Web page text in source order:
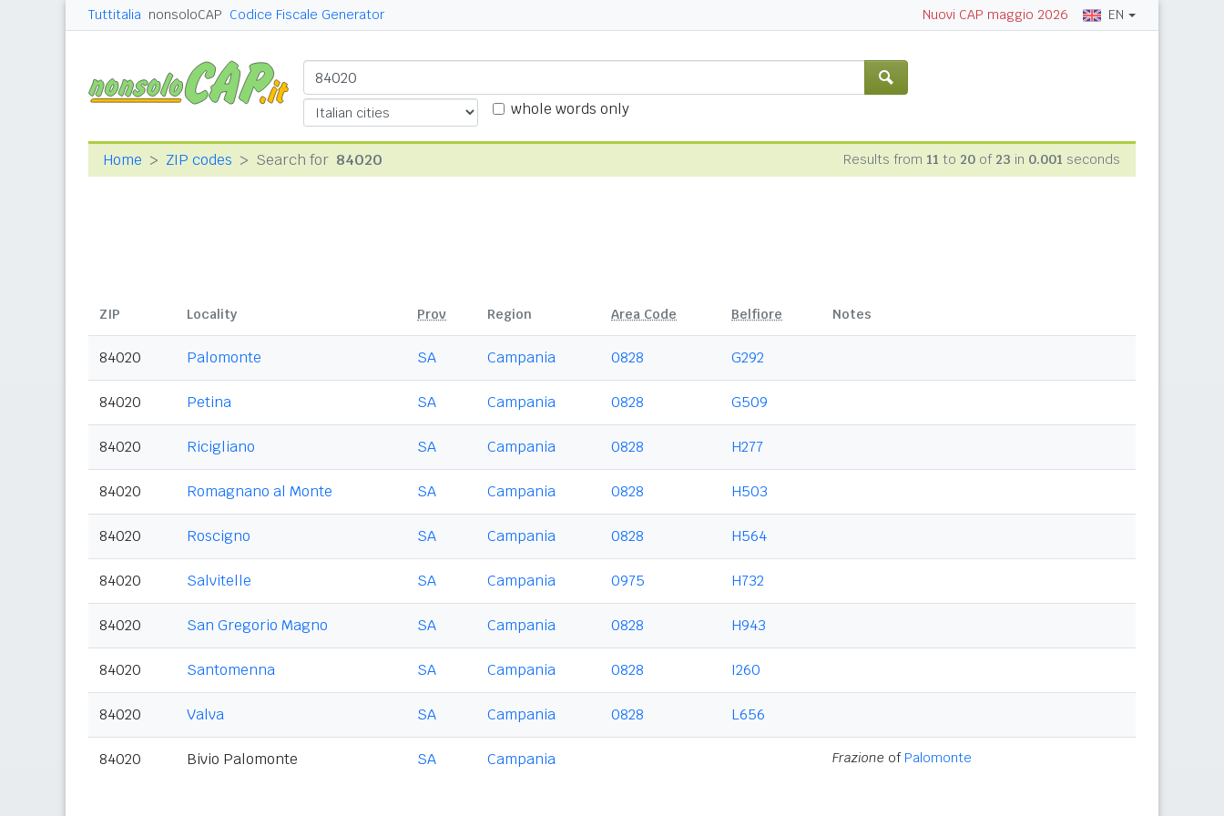
Tuttitalia nonsoloCAP Codice Fiscale Generator Nuovi CAP maggio 2026 EN
whole words only
Home ZIP codes Search for 84020 Results from 11 to 20 of 23 in 0.001 seconds
ZIP Locality Prov Region Area Code Belfiore Notes
84020 Palomonte SA Campania 0828 G292
84020 Petina SA Campania 0828 G509
84020 Ricigliano SA Campania 0828 H277
84020 Romagnano al Monte SA Campania 0828 H503
84020 Roscigno SA Campania 0828 H564
84020 Salvitelle SA Campania 0975 H732
84020 San Gregorio Magno SA Campania 0828 H943
84020 Santomenna SA Campania 0828 I260
84020 Valva SA Campania 0828 L656
84020 Bivio Palomonte SA Campania Frazione of Palomonte